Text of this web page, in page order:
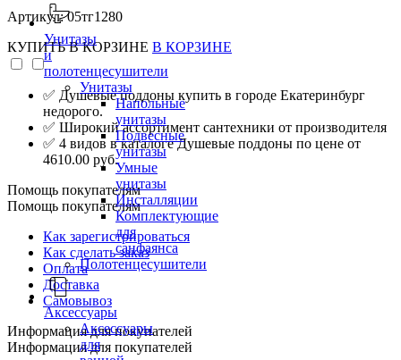
Унитазы
и
полотенцесушители
Унитазы
Напольные
унитазы
Подвесные
унитазы
Умные
унитазы
Инсталляции
Комплектующие
для
санфаянса
Полотенцесушители
Аксессуары
Аксессуары
для
Артикул: 05тг1280
КУПИТЬ В КОРЗИНЕ В КОРЗИНЕ
✅ Душевые поддоны купить в городе Екатеринбург
недорого.
✅ Широкий ассортимент сантехники от производителя
✅ 4 видов в каталоге Душевые поддоны по цене от
4610.00 руб.
Помощь покупателям
Помощь покупателям
Как зарегистрироваться
Как сделать заказ
Оплата
Доставка
Самовывоз
Информация для покупателей
Информация для покупателей